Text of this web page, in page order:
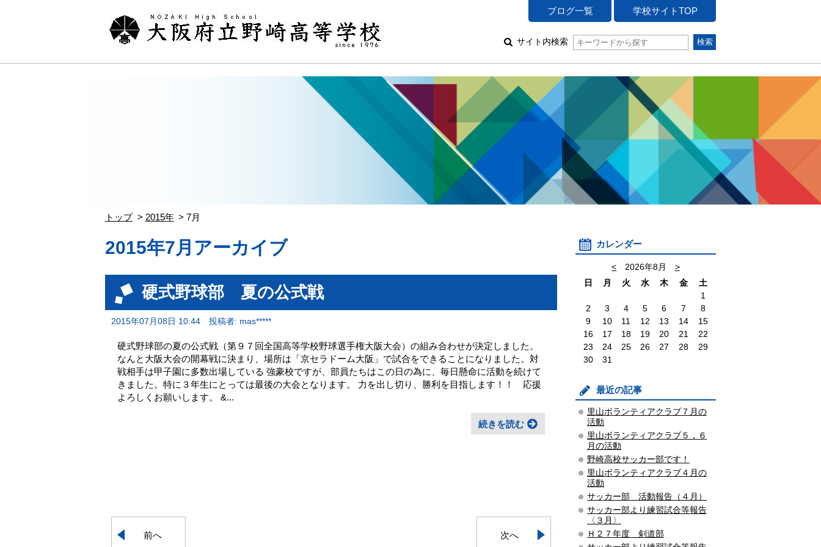
ブログ一覧 学校サイトTOP
サイト内検索
トップ 2015年 7月
2015年7月アーカイブ
硬式野球部 夏の公式戦
2015年07月08日 10:44 投稿者: mas*****
硬式野球部の夏の公式戦（第９７回全国高等学校野球選手権大阪大会）の組み合わせが決定しました。
なんと大阪大会の開幕戦に決まり、場所は「京セラドーム大阪」で試合をできることになりました。対
戦相手は甲子園に多数出場している 強豪校ですが、部員たちはこの日の為に、毎日懸命に活動を続けて
きました。特に３年生にとっては最後の大会となります。 力を出し切り、勝利を目指します！！ 応援
よろしくお願いします。 &...
続きを読む
前へ 次へ
カレンダー
< 2026年8月
>
日
月 火 水 木 金
土
1
2
3 4 5 6 7
8
9
10 11 12 13 14
15
16
17 18 19 20 21
22
23
24 25 26 27 28
29
30
31
最近の記事
里山ボランティアクラブ７月の
活動
里山ボランティアクラブ５，６
月の活動
野崎高校サッカー部です！
里山ボランティアクラブ４月の
活動
サッカー部 活動報告（４月）
サッカー部より練習試合等報告
〈３月〉
Ｈ２７年度 剣道部